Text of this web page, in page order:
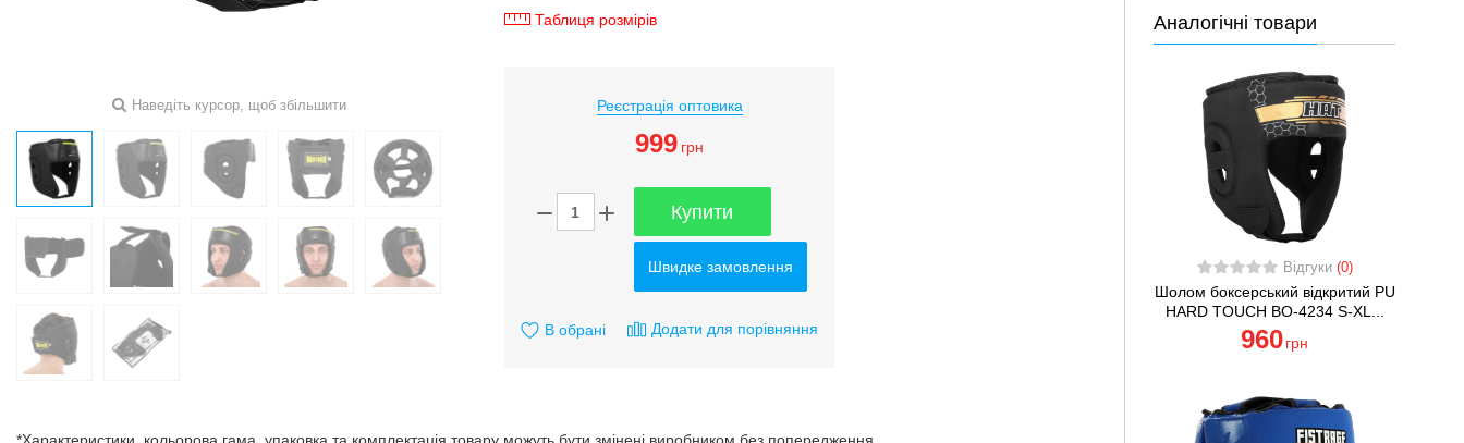
Наведіть курсор, щоб збільшити
Таблиця розмірів
Реєстрація оптовика
999 грн
Купити
Швидке замовлення
В обрані Додати для порівняння
Аналогічні товари
Відгуки (0)
Шолом боксерський відкритий PU
HARD TOUCH BO-4234 S-XL...
960 грн